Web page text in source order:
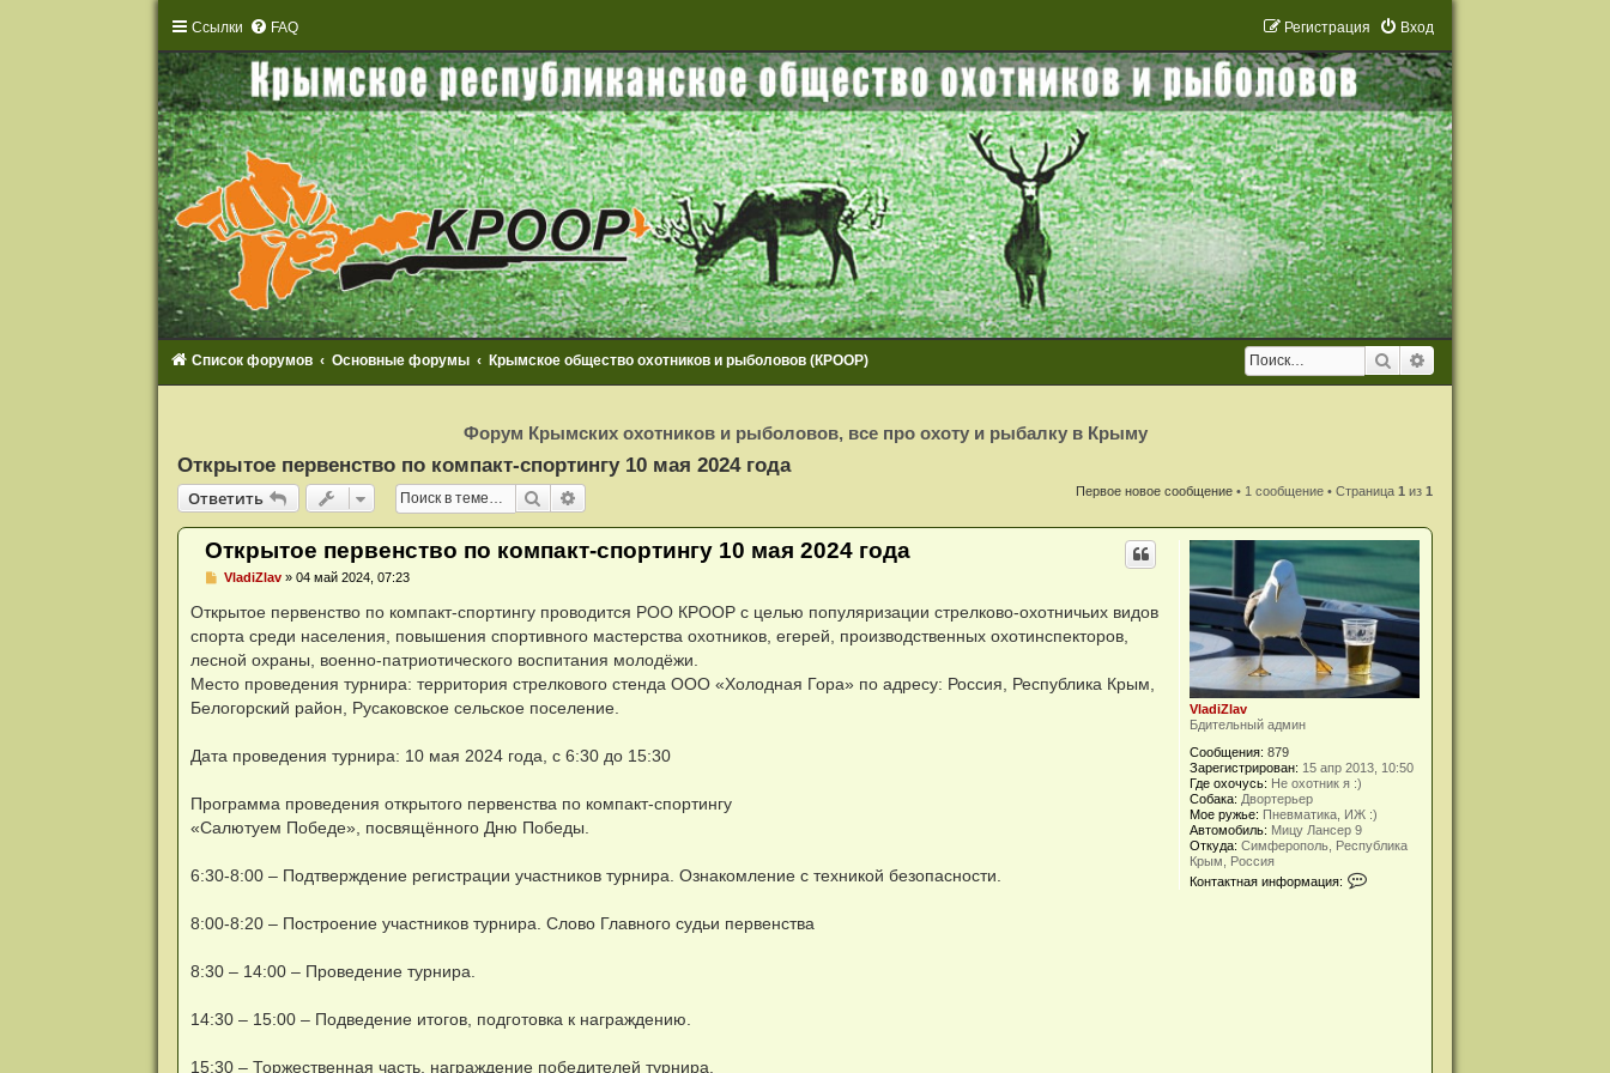
Ссылки FAQ Вход
Регистрация
Поиск
Список форумов Основные форумы Крымское общество охотников и рыболовов (КРООР)
и
с
т
р
а
ц
Форум Крымских охотников и рыболовов, все про охоту и рыбалку в Крыму
Открытое первенство по компакт-спортингу 10 мая 2024 года
Ответить
Ответить Поиск Первое новое сообщение • 1 сообщение • Страница1 из1
VladiZlav
Бдительный админ
Сообщения: 879
Зарегистрирован: 15 апр 2013, 10:50
Где охочусь: Не охотник я :)
Собака: Двортерьер
Мое ружье: Пневматика, ИЖ :)
Автомобиль: Мицу Лансер 9
Откуда: Симферополь, Республика
Крым, Россия
Контактная информация:
Открытое первенство по компакт-спортингу 10 мая 2024 года
Н
п
р
о
и
т
н
е
о
б
н
VladiZlav» 04 май 2024, 07:23
Открытое первенство по компакт-спортингу проводится РОО КРООР с целью популяризации стрелково-охотничьих видов
спорта среди населения, повышения спортивного мастерства охотников, егерей, производственных охотинспекторов,
лесной охраны, военно-патриотического воспитания молодёжи.
Место проведения турнира: территория стрелкового стенда ООО «Холодная Гора» по адресу: Россия, Республика Крым,
Белогорский район, Русаковское сельское поселение.
Дата проведения турнира: 10 мая 2024 года, с 6:30 до 15:30
Программа проведения открытого первенства по компакт-спортингу
«Салютуем Победе», посвящённого Дню Победы.
6:30-8:00 – Подтверждение регистрации участников турнира. Ознакомление с техникой безопасности.
8:00-8:20 – Построение участников турнира. Слово Главного судьи первенства
8:30 – 14:00 – Проведение турнира.
14:30 – 15:00 – Подведение итогов, подготовка к награждению.
15:30 – Торжественная часть, награждение победителей турнира.